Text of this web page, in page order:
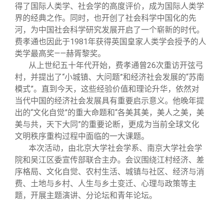
得了国际人类学、社会学的高度评价，成为国际人类学
界的经典之作。同时，也开创了社会科学中国化的先
河，为中国社会科学研究发展开启了一个崭新的时代。
费孝通也因此于1981年获得英国皇家人类学会授予的人
类学最高奖——赫胥黎奖。
从上世纪五十年代开始，费孝通曾26次重访开弦弓
村，并提出了“小城镇、大问题”和经济社会发展的“苏南
模式”。直到今天，这些经验价值和理论升华，依然对
当代中国的经济社会发展具有重要启示意义。他晚年提
出的“文化自觉”的重大命题和“各美其美，美人之美，美
美与共，天下大同”的重要论断，更成为当前全球文化
文明秩序重构过程中面临的一大课题。
本次活动，由北京大学社会学系、南京大学社会学
院和吴江区委宣传部联合主办。会议围绕江村经济、差
序格局、文化自觉、农村生活、城镇与社区、经济与消
费、土地与乡村、人生与乡土变迁、心理与政策等主
题，开展主题演讲、分论坛和青年论坛。